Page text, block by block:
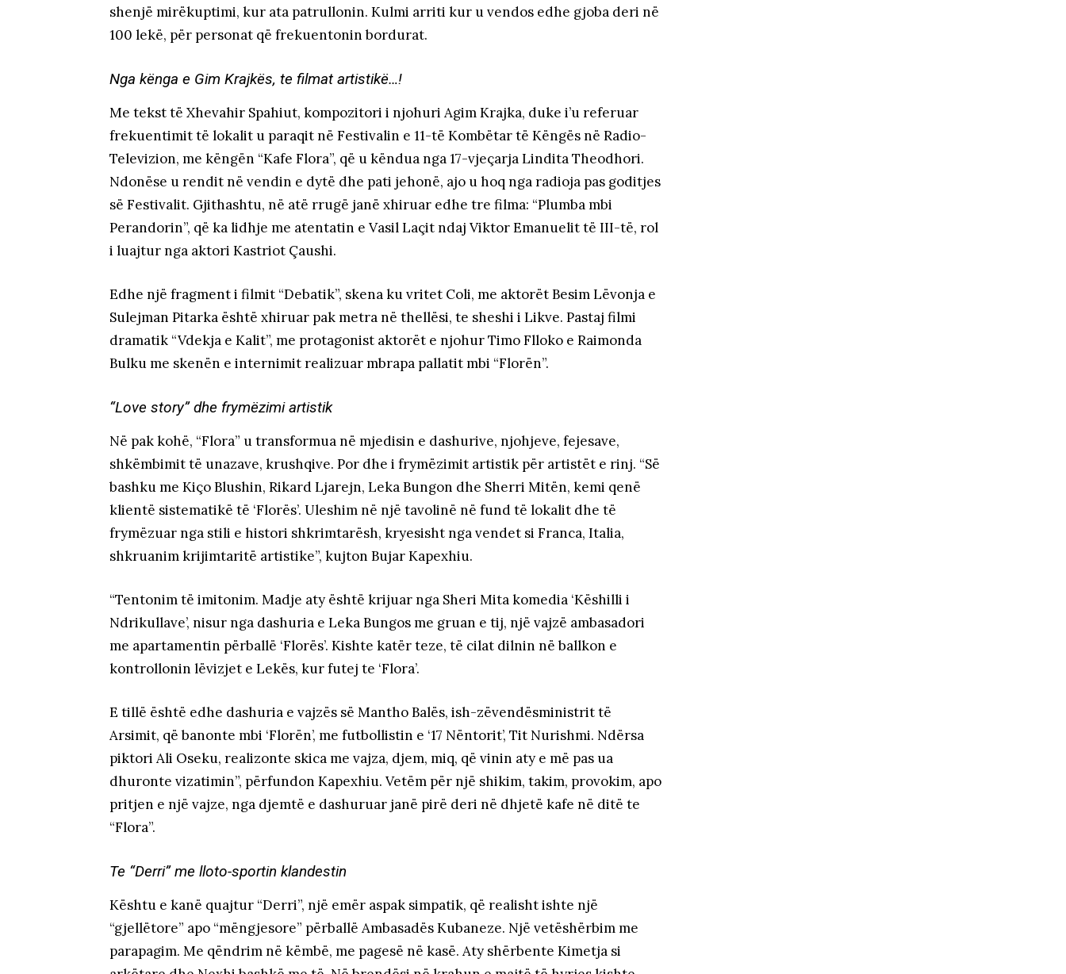
shenjë mirëkuptimi, kur ata patrullonin. Kulmi arriti kur u vendos edhe gjoba deri në
100 lekë, për personat që frekuentonin bordurat.
Nga kënga e Gim Krajkës, te filmat artistikë…!
Me tekst të Xhevahir Spahiut, kompozitori i njohuri Agim Krajka, duke i’u referuar
frekuentimit të lokalit u paraqit në Festivalin e 11-të Kombëtar të Këngës në Radio-
Televizion, me këngën “Kafe Flora”, që u këndua nga 17-vjeçarja Lindita Theodhori.
Ndonëse u rendit në vendin e dytë dhe pati jehonë, ajo u hoq nga radioja pas goditjes
së Festivalit. Gjithashtu, në atë rrugë janë xhiruar edhe tre filma: “Plumba mbi
Perandorin”, që ka lidhje me atentatin e Vasil Laçit ndaj Viktor Emanuelit të III-të, rol
i luajtur nga aktori Kastriot Çaushi.
Edhe një fragment i filmit “Debatik”, skena ku vritet Coli, me aktorët Besim Lëvonja e
Sulejman Pitarka është xhiruar pak metra në thellësi, te sheshi i Likve. Pastaj filmi
dramatik “Vdekja e Kalit”, me protagonist aktorët e njohur Timo Flloko e Raimonda
Bulku me skenën e internimit realizuar mbrapa pallatit mbi “Florën”.
“Love story” dhe frymëzimi artistik
Në pak kohë, “Flora” u transformua në mjedisin e dashurive, njohjeve, fejesave,
shkëmbimit të unazave, krushqive. Por dhe i frymëzimit artistik për artistët e rinj. “Së
bashku me Kiço Blushin, Rikard Ljarejn, Leka Bungon dhe Sherri Mitën, kemi qenë
klientë sistematikë të ‘Florës’. Uleshim në një tavolinë në fund të lokalit dhe të
frymëzuar nga stili e histori shkrimtarësh, kryesisht nga vendet si Franca, Italia,
shkruanim krijimtaritë artistike”, kujton Bujar Kapexhiu.
“Tentonim të imitonim. Madje aty është krijuar nga Sheri Mita komedia ‘Këshilli i
Ndrikullave’, nisur nga dashuria e Leka Bungos me gruan e tij, një vajzë ambasadori
me apartamentin përballë ‘Florës’. Kishte katër teze, të cilat dilnin në ballkon e
kontrollonin lëvizjet e Lekës, kur futej te ‘Flora’.
E tillë është edhe dashuria e vajzës së Mantho Balës, ish-zëvendësministrit të
Arsimit, që banonte mbi ‘Florën’, me futbollistin e ‘17 Nëntorit’, Tit Nurishmi. Ndërsa
piktori Ali Oseku, realizonte skica me vajza, djem, miq, që vinin aty e më pas ua
dhuronte vizatimin”, përfundon Kapexhiu. Vetëm për një shikim, takim, provokim, apo
pritjen e një vajze, nga djemtë e dashuruar janë pirë deri në dhjetë kafe në ditë te
“Flora”.
Te “Derri” me lloto-sportin klandestin
Kështu e kanë quajtur “Derri”, një emër aspak simpatik, që realisht ishte një
“gjellëtore” apo “mëngjesore” përballë Ambasadës Kubaneze. Një vetëshërbim me
parapagim. Me qëndrim në këmbë, me pagesë në kasë. Aty shërbente Kimetja si